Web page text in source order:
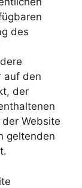
des
auf den
der
Website
geltenden